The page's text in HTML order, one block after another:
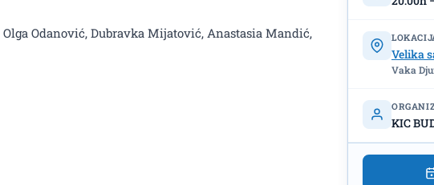
Olga Odanović, Dubravka Mijatović, Anastasia Mandić,
Velika
Vaka
KIC